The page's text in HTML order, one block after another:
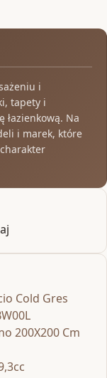
i
tapety i
Na
i marek, które
Cold Gres
200X200 Cm